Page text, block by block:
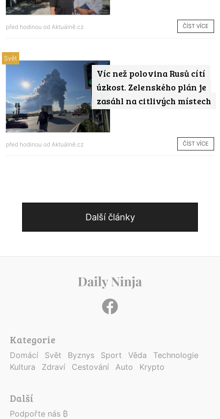
před hodinou od Aktuálně.cz ČÍST VÍCE
Víc než polovina Rusů cítí
úzkost. Zelenského plán je
zasáhl na citlivých místech
Svět
před hodinou od Aktuálně.cz ČÍST VÍCE
Další články
Kategorie
Domácí Svět Byznys Sport Věda
Technologie
Kultura
Zdraví Cestování Auto Krypto
Další
Podpořte nás ₿